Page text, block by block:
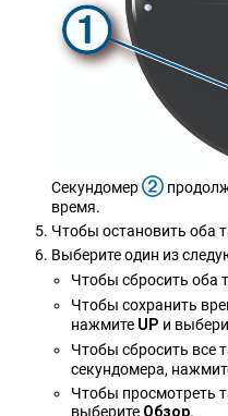
Секундомер
время.
Чтобы остановить оба
Выберите один из
Чтобы сбросить оба
Чтобы сохранить
нажмите UP и
Чтобы сбросить все
секундомера,
Чтобы просмотреть
выберите Обзор.